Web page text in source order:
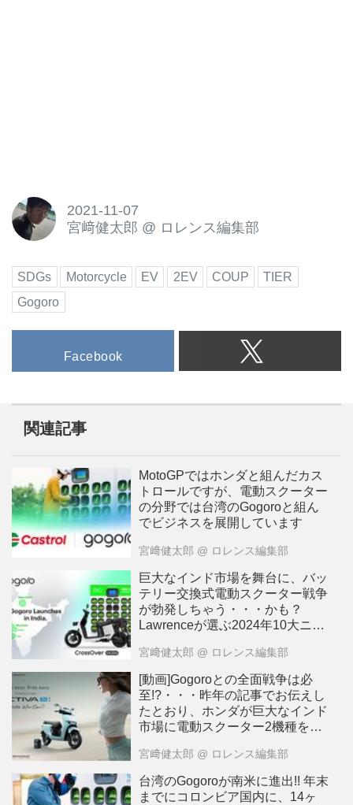
2021-11-07
宮﨑健太郎 @ ロレンス編集部
SDGs Motorcycle EV 2EV COUP
TIER
Gogoro
Facebook
関連記事
MotoGPではホンダと組んだカス
トロールですが、電動スクーター
の分野では台湾のGogoroと組ん
でビジネスを展開しています
宮﨑健太郎 @ ロレンス編集部
巨大なインド市場を舞台に、バッ
テリー交換式電動スクーター戦争
が勃発しちゃう・・・かも？
Lawrenceが選ぶ2024年10大ニュ
宮﨑健太郎 @ ロレンス編集部
[動画]Gogoroとの全面戦争は必
至!?・・・昨年の記事でお伝えし
たとおり、ホンダが巨大なインド
市場に電動スクーター2機種を投
宮﨑健太郎 @ ロレンス編集部
台湾のGogoroが南米に進出!! 年末
までにコロンビア国内に、14ヶ